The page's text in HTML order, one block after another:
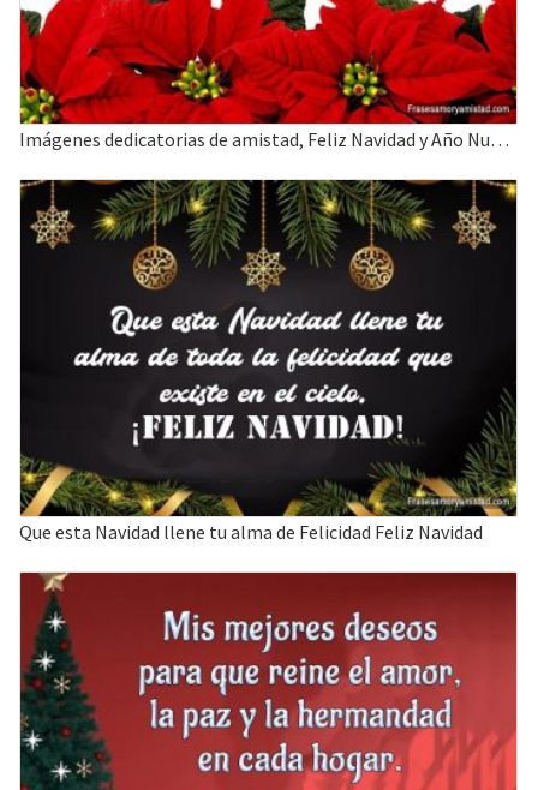
Imágenes dedicatorias de amistad, Feliz Navidad y Año Nuevo
Que esta Navidad llene tu alma de Felicidad Feliz Navidad